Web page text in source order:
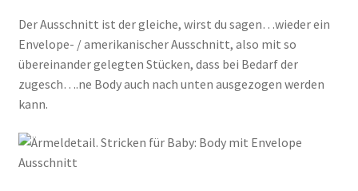
Der Ausschnitt ist der gleiche, wirst du sagen…wieder ein
Envelope- / amerikanischer Ausschnitt, also mit so
übereinander gelegten Stücken, dass bei Bedarf der
zugesch….ne Body auch nach unten ausgezogen werden
kann.